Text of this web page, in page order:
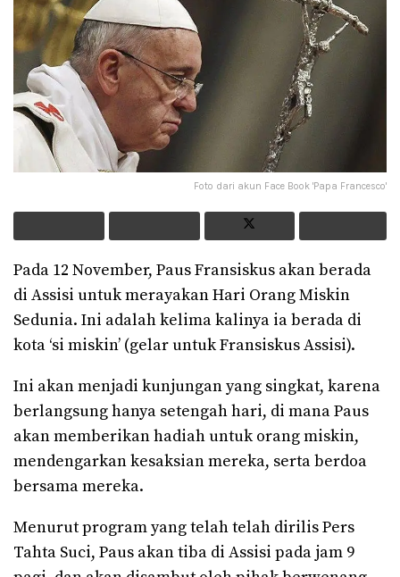
Foto dari akun Face Book 'Papa Francesco'
Pada 12 November, Paus Fransiskus akan berada
di Assisi untuk merayakan Hari Orang Miskin
Sedunia. Ini adalah kelima kalinya ia berada di
kota ‘si miskin’ (gelar untuk Fransiskus Assisi).
Ini akan menjadi kunjungan yang singkat, karena
berlangsung hanya setengah hari, di mana Paus
akan memberikan hadiah untuk orang miskin,
mendengarkan kesaksian mereka, serta berdoa
bersama mereka.
Menurut program yang telah telah dirilis Pers
Tahta Suci, Paus akan tiba di Assisi pada jam 9